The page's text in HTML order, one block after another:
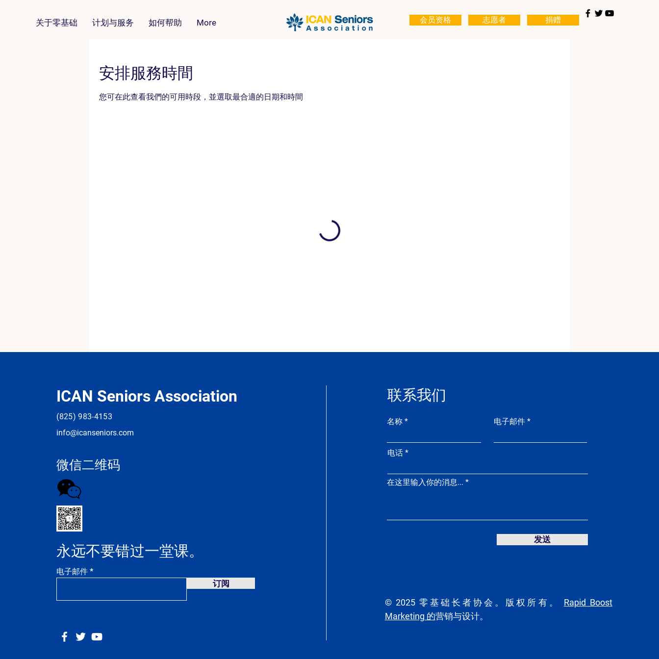
关于零基础 计划与服务 如何帮助 More 会员资格 志愿者 捐赠
安排服務時間
您可在此查看我們的可用時段，並選取最合適的日期和時間
ICAN Seniors Association
(825) 983-4153
info@icanseniors.com
微信二维码
永远不要错过一堂课。
电子邮件
订阅
联系我们
名称 电子邮件
电话
在这里输入你的消息...
发送
© 2025 零基础长者协会 。版权所有。 Rapid Boost
Marketing 的营销与设计。